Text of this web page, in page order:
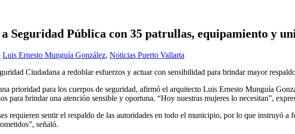
Seguridad Pública con 35 patrullas, equipamiento y
Luis Ernesto Munguía González, Noticias Puerto Vallarta
Ciudadana a redoblar esfuerzos y actuar con sensibilidad para brindar mayor
prioridad para los cuerpos de seguridad, afirmó el arquitecto Luis Ernesto Munguía
para brindar una atención sensible y oportuna. “Hoy nuestras mujeres lo necesitan”,
requieren sentir el respaldo de las autoridades en todo el municipio, por lo que instruyó a
señaló.